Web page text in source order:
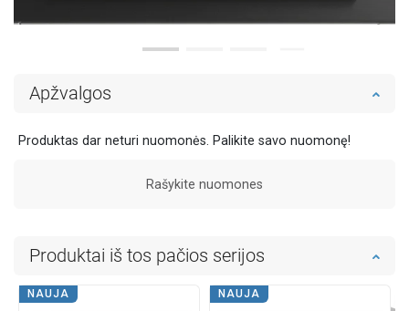
Apžvalgos
Produktas dar neturi nuomonės. Palikite savo nuomonę!
Rašykite nuomones
Produktai iš tos pačios serijos
NAUJA NAUJA